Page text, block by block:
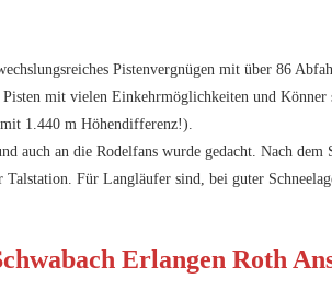
Pistenvergnügen mit über 86
mit vielen Einkehrmöglichkeiten und Könner
1.440 m Höhendifferenz!).
auch an die Rodelfans wurde gedacht. Nach dem
Für Langläufer sind, bei guter